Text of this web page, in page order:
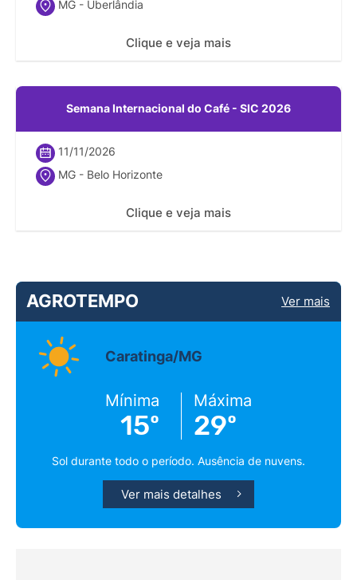
MG - Uberlândia
Clique e veja mais
Semana Internacional do Café - SIC 2026
11/11/2026
MG - Belo Horizonte
Clique e veja mais
AGROTEMPO Ver mais
Caratinga/MG
Mínima
15º
Máxima
29º
Sol durante todo o período. Ausência de nuvens.
Ver mais detalhes